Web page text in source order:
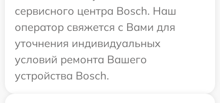
сервисного центра Bosch. Наш
оператор свяжется с Вами для
уточнения индивидуальных
условий ремонта Вашего
устройства Bosch.